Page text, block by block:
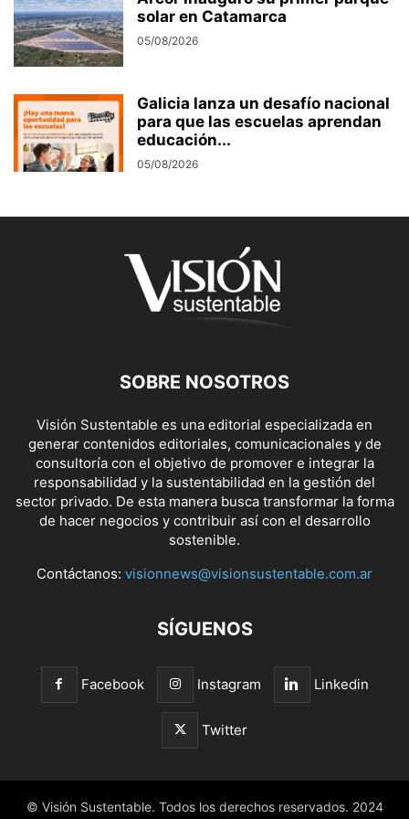
solar en Catamarca
05/08/2026
Galicia lanza un desafío nacional
para que las escuelas aprendan
educación...
05/08/2026
SOBRE NOSOTROS
Visión Sustentable es una editorial especializada en
generar contenidos editoriales, comunicacionales y de
consultoría con el objetivo de promover e integrar la
responsabilidad y la sustentabilidad en la gestión del
sector privado. De esta manera busca transformar la forma
de hacer negocios y contribuir así con el desarrollo
sostenible.
Contáctanos: visionnews@visionsustentable.com.ar
SÍGUENOS
Facebook Instagram Linkedin
Twitter
© Visión Sustentable. Todos los derechos reservados. 2024